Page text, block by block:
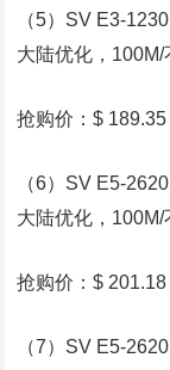
（5）SV E3-
大陆优化，100M/
抢购价：$ 189.35
（6）SV E5-
大陆优化，100M/
抢购价：$ 201.18
（7）SV E5-